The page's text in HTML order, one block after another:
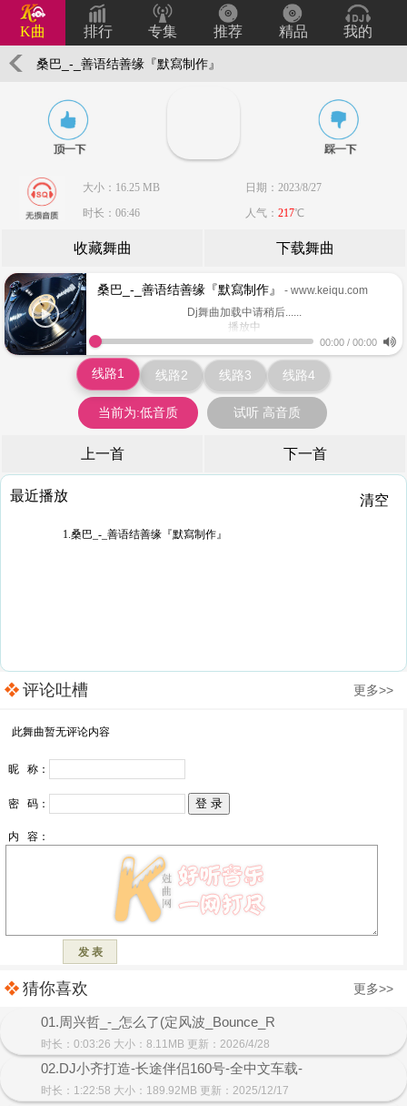
K曲 排行 专集 推荐 精品 我的
桑巴_-_善语结善缘『默寫制作』
大小：16.25 MB
日期：2023/8/27
时长：06:46
人气： 217℃
收藏舞曲 下载舞曲
桑巴_-_善语结善缘『默寫制作』
- www.keiqu.com
Dj舞曲加载中请稍后......
播放中
www.keiqu.com
00:00 / 00:00
线路1 线路2 线路3 线路4
当前为:低音质 试听 高音质
上一首 下一首
最近播放 清空
1.桑巴_-_善语结善缘『默寫制作』
评论吐槽 更多>>
猜你喜欢 更多>>
01.周兴哲_-_怎么了(定风波_Bounce_R
时长：0:03:26 大小：8.11MB 更新：2026/4/28
02.DJ小齐打造-长途伴侣160号-全中文车载-
时长：1:22:58 大小：189.92MB 更新：2025/12/17